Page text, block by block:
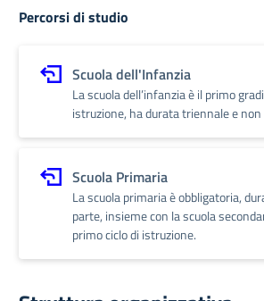
Percorsi di studio
Scuola dell'Infanzia
La scuola dell’infanzia è il primo
istruzione, ha durata triennale e non
Scuola Primaria
La scuola primaria è obbligatoria,
parte, insieme con la scuola
primo ciclo di istruzione.